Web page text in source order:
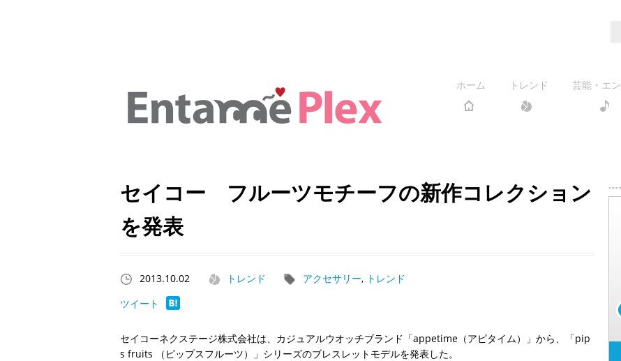
ホーム トレンド 芸能・エ
セイコー フルーツモチーフの新作コレクション
を発表
2013.10.02 トレンド アクセサリー, トレンド
ツイート
セイコーネクステージ株式会社は、カジュアルウオッチブランド「appetime（アピタイム）」から、「pip
s fruits （ピップスフルーツ）」シリーズのブレスレットモデルを発表した。